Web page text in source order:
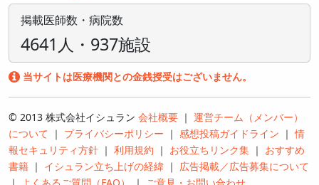
掲載医師数・病院数
4641人・937施設
当サイトは医療機関との金銭授受はございません。
© 2013 株式会社イシュラン 会社概要 ｜ 運営チーム（メンバー）
について ｜ プライバシーポリシー ｜ 感想投稿ガイドライン ｜情
報セキュリティ方針 ｜ 利用規約 ｜ お役立ちリンク集 ｜ おすすめ
書籍 ｜ イシュラン立ち上げの経緯 ｜ 広告掲載／広告募集について